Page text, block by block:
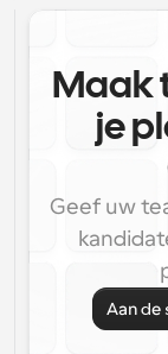
Maak
je
Geef uw
Aan de